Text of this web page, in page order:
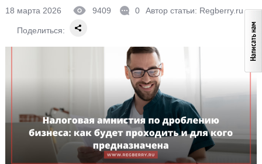
18 марта 2026 9409 0 Автор статьи: Regberry.ru
Поделиться: